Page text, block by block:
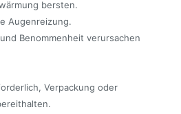
bersten.
Augenreizung.
Benommenheit verursachen
Verpackung oder